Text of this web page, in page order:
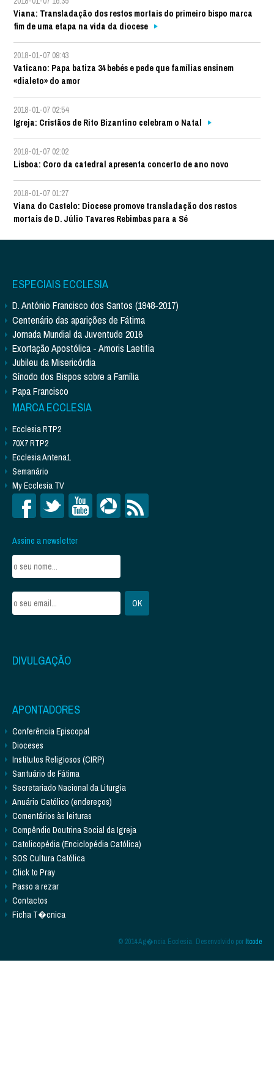
Viana: Transladação dos restos mortais do primeiro bispo marca
fim de uma etapa na vida da diocese
2018-01-07 09:43
Vaticano: Papa batiza 34 bebés e pede que famílias ensinem
«dialeto» do amor
2018-01-07 02:54
Igreja: Cristãos de Rito Bizantino celebram o Natal
2018-01-07 02:02
Lisboa: Coro da catedral apresenta concerto de ano novo
2018-01-07 01:27
Viana do Castelo: Diocese promove transladação dos restos
mortais de D. Júlio Tavares Rebimbas para a Sé
ESPECIAIS ECCLESIA
D. António Francisco dos Santos (1948-2017)
Centenário das aparições de Fátima
Jornada Mundial da Juventude 2016
Exortação Apostólica - Amoris Laetitia
Jubileu da Misericórdia
Sínodo dos Bispos sobre a Família
Papa Francisco
MARCA ECCLESIA
Ecclesia RTP2
70X7 RTP2
Ecclesia Antena1
Semanário
My Ecclesia TV
Assine a newsletter
DIVULGAÇÃO
APONTADORES
Conferência Episcopal
Dioceses
Institutos Religiosos (CIRP)
Santuário de Fátima
Secretariado Nacional da Liturgia
Anuário Católico (endereços)
Comentários às leituras
Compêndio Doutrina Social da Igreja
Catolicopédia (Enciclopédia Católica)
SOS Cultura Católica
Click to Pray
Passo a rezar
Contactos
Ficha T�cnica
© 2014 Ag�ncia Ecclesia. Desenvolvido porItcode